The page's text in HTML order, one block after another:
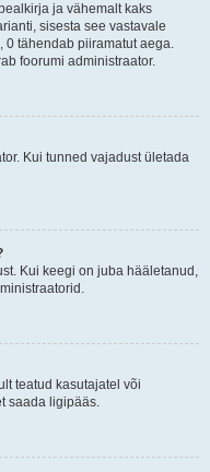
ja vähemalt kaks
sisesta see vastavale
0 tähendab piiramatut aega.
foorumi administraator.
Kui tunned vajadust ületada
Kui keegi on juba hääletanud,
teatud kasutajatel või
saada ligipääs.